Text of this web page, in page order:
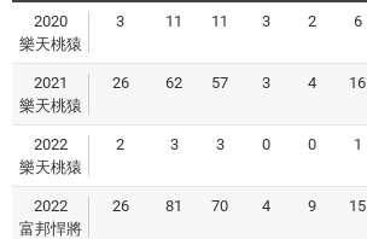
2020
樂天桃猿
3 11 11 3 2 6
2021
樂天桃猿
26 62 57 3 4 16
2022
樂天桃猿
2 3 3 0 0 1
2022
富邦悍將
26 81 70 4 9 15